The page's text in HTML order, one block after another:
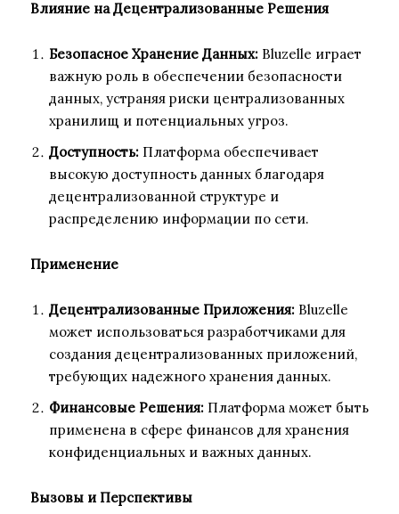
Влияние на Децентрализованные Решения
Безопасное Хранение Данных: Bluzelle играет
важную роль в обеспечении безопасности
данных, устраняя риски централизованных
хранилищ и потенциальных угроз.
Доступность: Платформа обеспечивает
высокую доступность данных благодаря
децентрализованной структуре и
распределению информации по сети.
Применение
Децентрализованные Приложения: Bluzelle
может использоваться разработчиками для
создания децентрализованных приложений,
требующих надежного хранения данных.
Финансовые Решения: Платформа может быть
применена в сфере финансов для хранения
конфиденциальных и важных данных.
Вызовы и Перспективы